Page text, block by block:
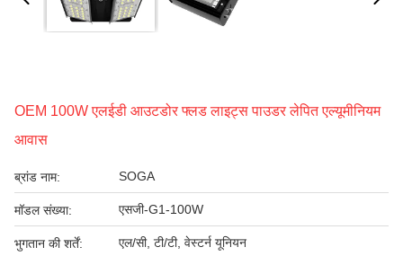
OEM 100W एलईडी आउटडोर फ्लड लाइट्स पाउडर लेपित एल्यूमीनियम
आवास
ब्रांड नाम: SOGA
मॉडल संख्या: एसजी-G1-100W
भुगतान की शर्तें: एल/सी, टी/टी, वेस्टर्न यूनियन